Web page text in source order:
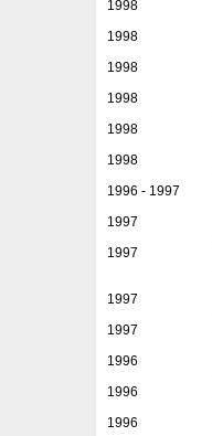
1998
1998
1998
1998
1998
1998
1996 - 1997
1997
1997
1997
1997
1996
1996
1996